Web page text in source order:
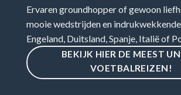
Ervaren groundhopper of gewoon
mooie wedstrijden en
Engeland, Duitsland, Spanje, Italië of
BEKIJK HIER DE MEEST
VOETBALREIZEN!